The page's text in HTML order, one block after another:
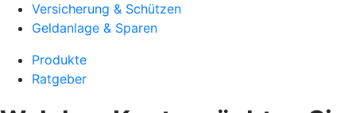
Versicherung & Schützen
Geldanlage & Sparen
Produkte
Ratgeber